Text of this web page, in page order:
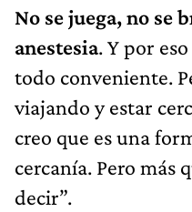
No se juega, no se
anestesia. Y por
todo conveniente.
viajando y estar
creo que es una
cercanía. Pero más
decir”.